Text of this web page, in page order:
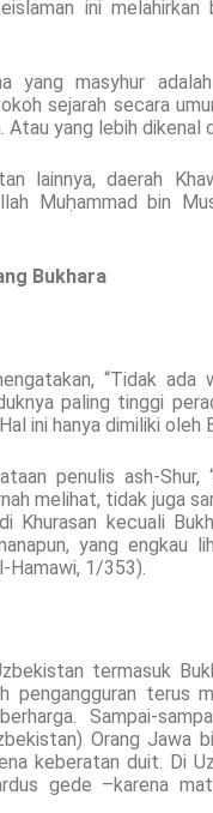
ini melahirkan
yang masyhur
sejarah secara
Atau yang lebih dikenal
lainnya, daerah
Muḥammad bin
Bukhara
“Tidak ada
paling tinggi
ini hanya dimiliki oleh
penulis ash-
melihat, tidak juga
Khurasan kecuali
yang engkau
Hamawi, 1/353).
termasuk
pengangguran terus
Sampai-
Orang Jawa
keberatan duit. Di
gede –karena